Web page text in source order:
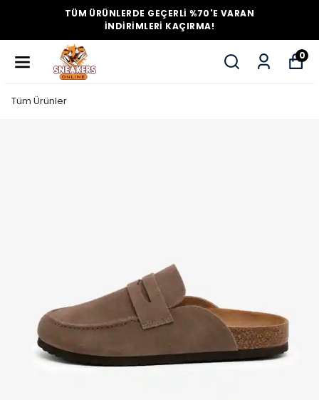
TÜM ÜRÜNLERDE GEÇERLİ %70'E VARAN
İNDİRİMLERİ KAÇIRMA!
0
Tüm Ürünler